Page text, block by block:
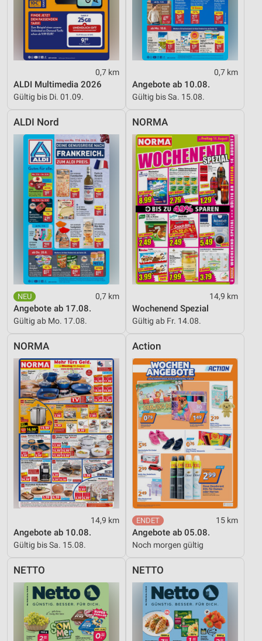
0,7 km
ALDI Multimedia 2026
Gültig bis Di. 01.09.
0,7 km
Angebote ab 10.08.
Gültig bis Sa. 15.08.
ALDI Nord
0,7 km
Angebote ab 17.08.
Gültig ab Mo. 17.08.
NORMA
14,9 km
Wochenend Spezial
Gültig ab Fr. 14.08.
NORMA
14,9 km
Angebote ab 10.08.
Gültig bis Sa. 15.08.
Action
15 km
Angebote ab 05.08.
Noch morgen gültig
NETTO NETTO